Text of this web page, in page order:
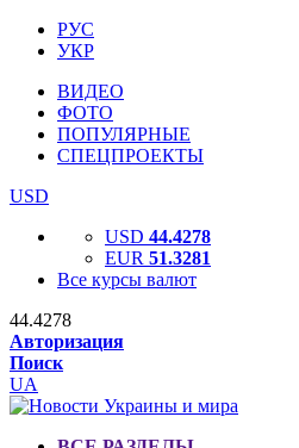
РУС
УКР
ВИДЕО
ФОТО
ПОПУЛЯРНЫЕ
СПЕЦПРОЕКТЫ
USD
USD 44.4278
EUR 51.3281
Все курсы валют
44.4278
Авторизация
Поиск
UA